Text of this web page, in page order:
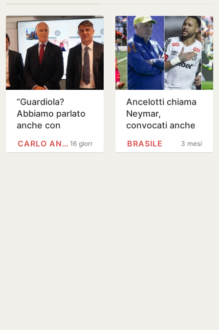
“Guardiola?
Abbiamo parlato
anche con
sul nuovo ct 16 giorni
CARLO ANCELOTTI
Ancelotti chiama
Neymar,
convocati anche
la lista ufficiale del
3 mesi
BRASILE